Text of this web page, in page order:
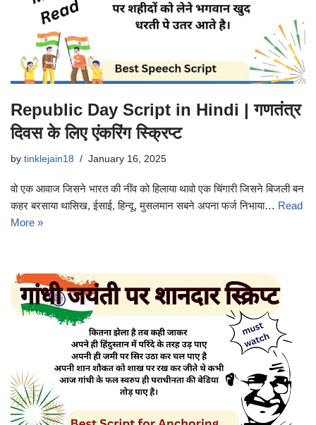
Republic Day Script in Hindi | गणतंत्र
दिवस के लिए एंकरिंग स्क्रिप्ट
by tinklejain18 January 16, 2025
वो एक आवाज जिसने भारत की नींव को हिलाया थावो एक चिंगारी जिसने बिजली बन
कहर बरसाया थासिख, ईसाई, हिन्दू, मुसलमान सबने अपना फर्ज निभाया… Read
More »